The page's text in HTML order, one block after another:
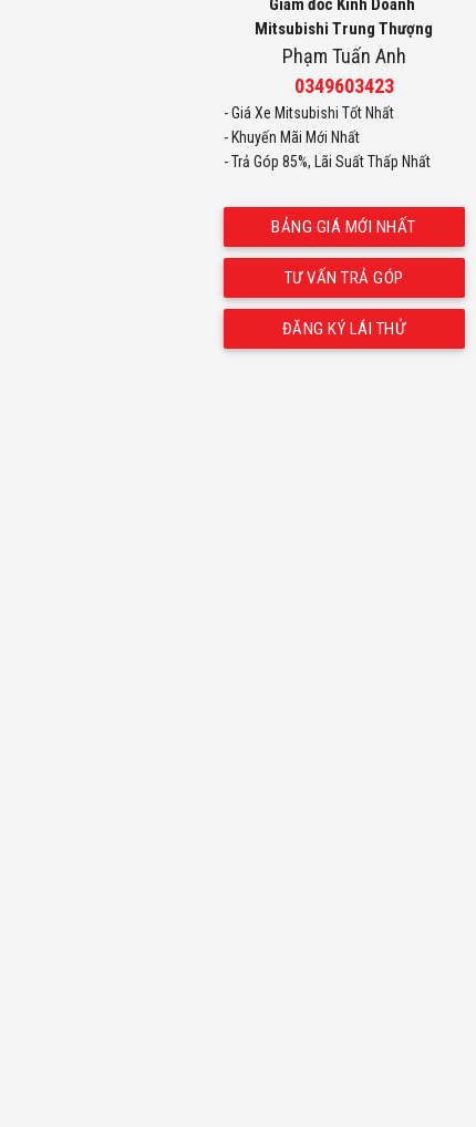
Giám đốc Kinh Doanh
Mitsubishi Trung Thượng
Phạm Tuấn Anh
0349603423
- Giá Xe Mitsubishi Tốt Nhất
- Khuyến Mãi Mới Nhất
- Trả Góp 85%,
Lãi Suất Thấp Nhất
BẢNG GIÁ MỚI NHẤT
TƯ VẤN TRẢ GÓP
ĐĂNG KÝ LÁI THỬ